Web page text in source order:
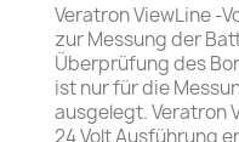
Veratron ViewLine -
zur Messung der
Überprüfung des
ist nur für die
ausgelegt. Veratron
24 Volt Ausführung